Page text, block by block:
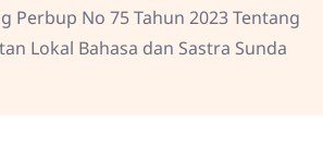
Perbup No 75 Tahun 2023 Tentang
Lokal Bahasa dan Sastra Sunda